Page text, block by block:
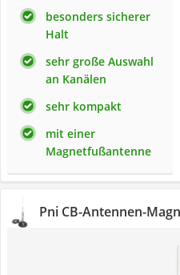
besonders sicherer
Halt
sehr große Auswahl
an Kanälen
sehr kompakt
mit einer
Magnetfußantenne
Pni CB-Antennen-